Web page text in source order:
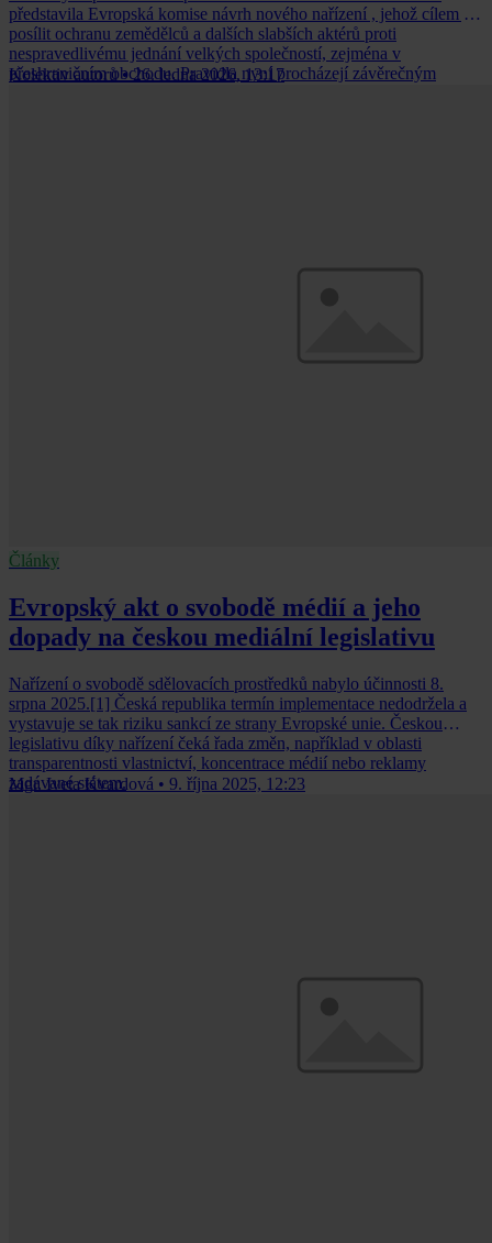
představila Evropská komise návrh nového nařízení , jehož cílem je
posílit ochranu zemědělců a dalších slabších aktérů proti
nespravedlivému jednání velkých společností, zejména v
přeshraničním obchodu. Pravidla nyní procházejí závěrečným
Kolektiv autorů • 26. ledna 2026, 13:17
Články
Evropský akt o svobodě médií a jeho
dopady na českou mediální legislativu
Nařízení o svobodě sdělovacích prostředků nabylo účinnosti 8.
srpna 2025.[1] Česká republika termín implementace nedodržela a
vystavuje se tak riziku sankcí ze strany Evropské unie. Českou
legislativu díky nařízení čeká řada změn, například v oblasti
transparentnosti vlastnictví, koncentrace médií nebo reklamy
zadávané státem.
Mgr. Iveta Kvardová • 9. října 2025, 12:23